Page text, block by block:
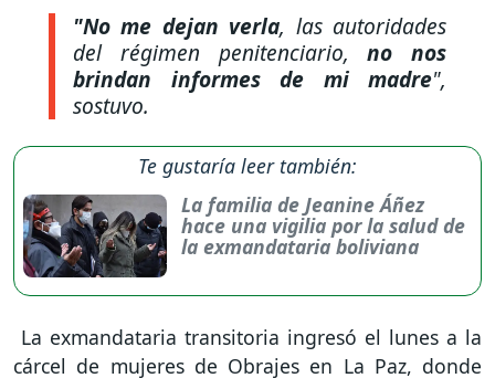
"No me dejan verla, las autoridades
del régimen penitenciario,no nos
brindan informes de mi madre",
sostuvo.
Te gustaría leer también:
La familia de Jeanine Áñez
hace una vigilia por la salud de
la exmandataria boliviana
La exmandataria transitoria ingresó el lunes a la
cárcel de mujeres de Obrajes en La Paz, donde